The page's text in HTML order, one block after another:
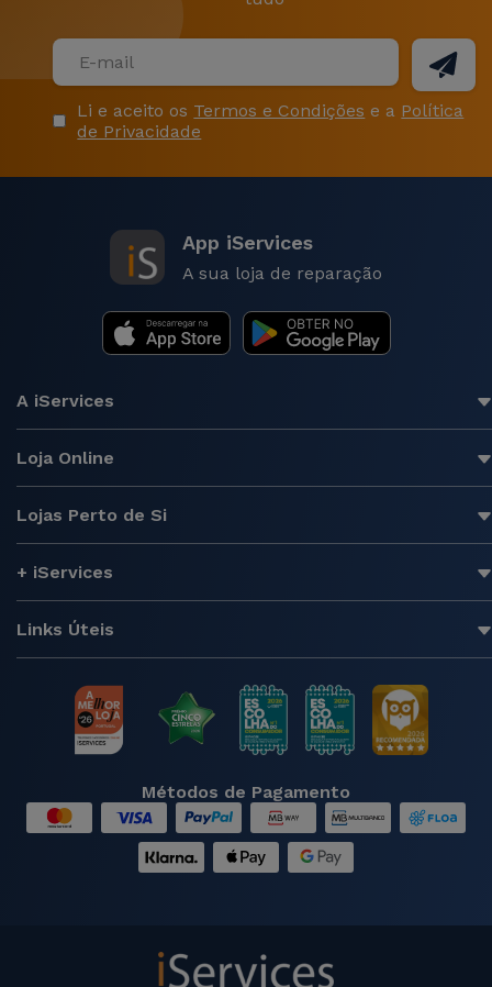
Li e aceito os Termos e Condições e a Política
de Privacidade
App iServices
A sua loja de reparação
A iServices
Loja Online
Lojas Perto de Si
+ iServices
Links Úteis
Métodos de Pagamento